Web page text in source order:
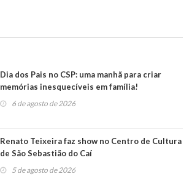
Dia dos Pais no CSP: uma manhã para criar
memórias inesquecíveis em família!
6 de agosto de 2026
Renato Teixeira faz show no Centro de Cultura
de São Sebastião do Caí
5 de agosto de 2026